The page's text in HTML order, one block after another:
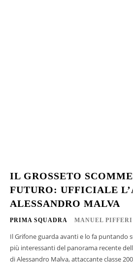
IL GROSSETO
FUTURO: UFFICIALE
ALESSANDRO MALVA
PRIMA SQUADRA MANUEL PIFFERI
Il Grifone guarda avanti e lo fa puntando
più interessanti del panorama recente
di Alessandro Malva, attaccante classe